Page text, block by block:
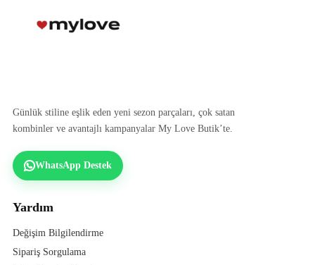
Günlük stiline eşlik eden yeni sezon parçaları, çok satan
kombinler ve avantajlı kampanyalar My Love Butik’te.
WhatsApp Destek
Yardım
Değişim Bilgilendirme
Sipariş Sorgulama